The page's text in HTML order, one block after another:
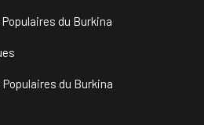
du Burkina
du Burkina